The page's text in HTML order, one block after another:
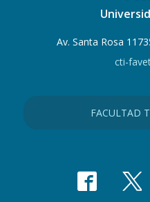
Av. Santa Rosa
cti-
FACULTAD